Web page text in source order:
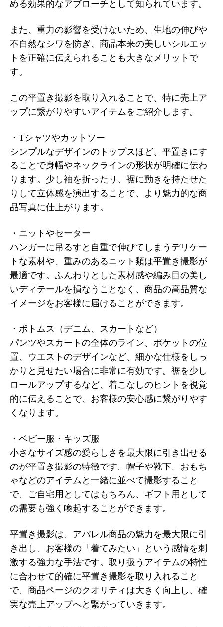
める効果的なアプローチとして知られています。
また、重力の影響を受けないため、生地の伸びや
不自然なシワを防ぎ、商品本来の美しいシルエッ
トを正確に伝えられることも大きなメリットで
す。
この平置き撮影を取り入れることで、特に売上ア
ップに繋がりやすいアイテムをご紹介します。
・Tシャツやカットソー
シンプルなデザインのトップスほど、平置きにす
ることで身幅やネックラインの形状が明確に伝わ
ります。少し袖を折ったり、裾に動きを持たせた
りして立体感を演出することで、より魅力的な商
品写真に仕上がります。
・ニットやセーター
ハンガーに吊るすと自重で伸びてしまうデリケー
トな素材や、重みのあるニット類は平置き撮影が
最適です。ふんわりとした素材感や編み目の美し
いディテールを損なうことなく、商品の高品質な
イメージをお客様に届けることができます。
・ボトムス（デニム、スカートなど）
パンツやスカートの全体のライン、ポケットの位
置、ウエストのデザインなど、細かな仕様をしっ
かりと見せたい場合に非常に有効です。裾を少し
ロールアップするなど、着こなしのヒントを視覚
的に伝えることで、お客様の安心感に繋がりやす
くなります。
・ベビー服・キッズ服
小さなサイズ感の愛らしさを最大限に引き出せる
のが平置き撮影の特徴です。帽子や靴下、おもち
ゃなどのアイテムと一緒に並べて撮影すること
で、ご自宅用としてはもちろん、ギフト用として
の需要も強く喚起することができます。
平置き撮影は、アパレル商品の魅力を最大限に引
き出し、お客様の「着てみたい」という感情を刺
激する強力な手法です。取り扱うアイテムの特性
に合わせて的確に平置き撮影を取り入れること
で、商品ページのクオリティは大きく向上し、確
実な売上アップへと繋がっていきます。